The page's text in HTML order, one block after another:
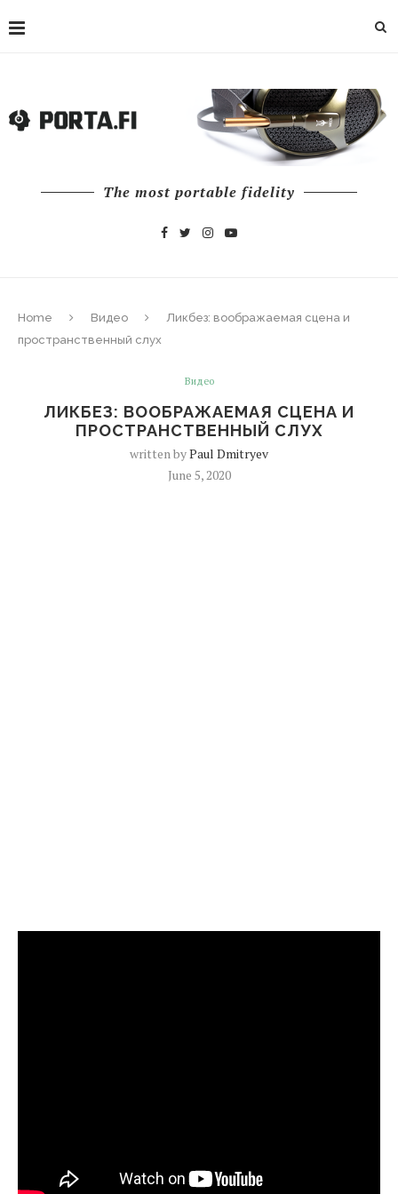
The most portable fidelity
Home Видео
Ликбез: воображаемая сцена и
пространственный слух
Видео
ЛИКБЕЗ: ВООБРАЖАЕМАЯ СЦЕНА И
ПРОСТРАНСТВЕННЫЙ СЛУХ
written byPaul Dmitryev
June 5, 2020